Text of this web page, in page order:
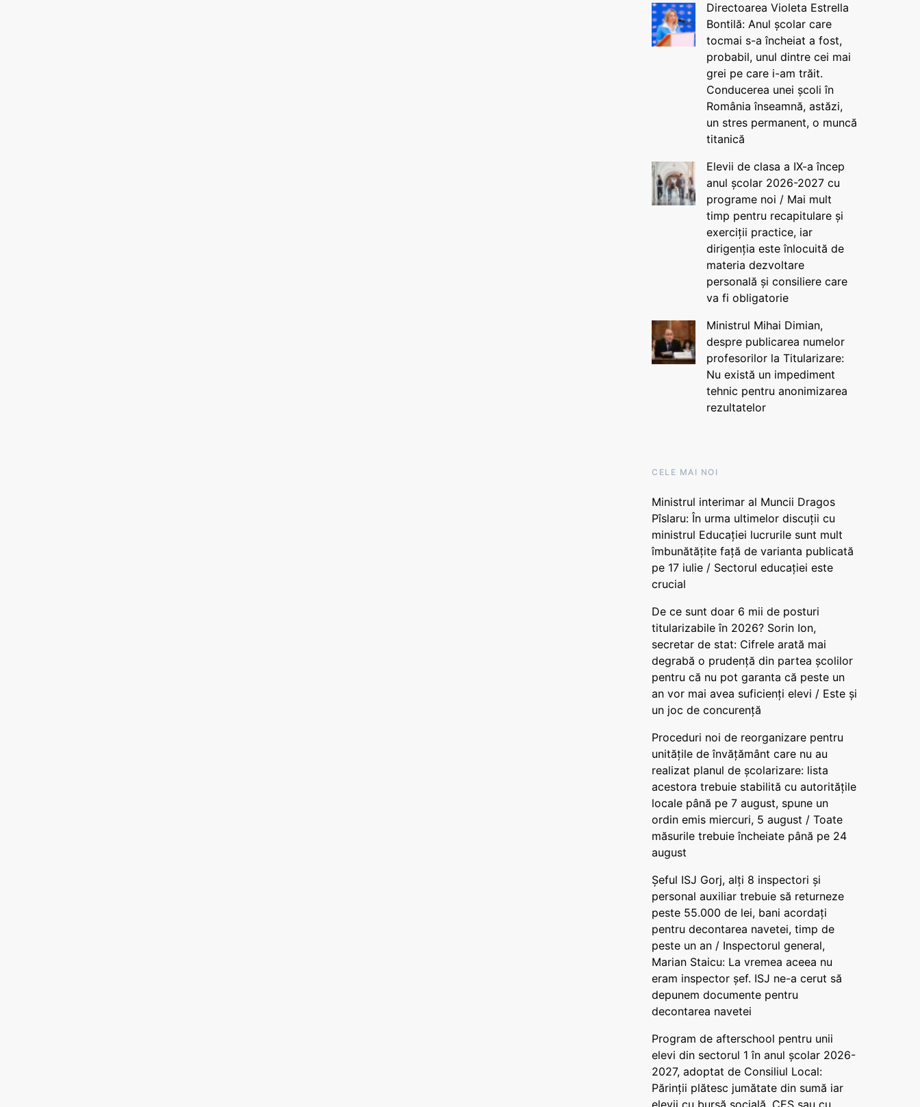
Directoarea Violeta Estrella
Bontilă: Anul școlar care
tocmai s-a încheiat a fost,
probabil, unul dintre cei mai
grei pe care i-am trăit.
Conducerea unei școli în
România înseamnă, astăzi,
un stres permanent, o muncă
titanică
Elevii de clasa a IX-a încep
anul școlar 2026-2027 cu
programe noi / Mai mult
timp pentru recapitulare și
exerciții practice, iar
dirigenția este înlocuită de
materia dezvoltare
personală și consiliere care
va fi obligatorie
Ministrul Mihai Dimian,
despre publicarea numelor
profesorilor la Titularizare:
Nu există un impediment
tehnic pentru anonimizarea
rezultatelor
CELE MAI NOI
Ministrul interimar al Muncii Dragos
Pîslaru: În urma ultimelor discuții cu
ministrul Educației lucrurile sunt mult
îmbunătățite față de varianta publicată
pe 17 iulie / Sectorul educației este
crucial
De ce sunt doar 6 mii de posturi
titularizabile în 2026? Sorin Ion,
secretar de stat: Cifrele arată mai
degrabă o prudență din partea școlilor
pentru că nu pot garanta că peste un
an vor mai avea suficienți elevi / Este și
un joc de concurență
Proceduri noi de reorganizare pentru
unitățile de învățământ care nu au
realizat planul de școlarizare: lista
acestora trebuie stabilită cu autoritățile
locale până pe 7 august, spune un
ordin emis miercuri, 5 august / Toate
măsurile trebuie încheiate până pe 24
august
Șeful ISJ Gorj, alți 8 inspectori și
personal auxiliar trebuie să returneze
peste 55.000 de lei, bani acordați
pentru decontarea navetei, timp de
peste un an / Inspectorul general,
Marian Staicu: La vremea aceea nu
eram inspector șef. ISJ ne-a cerut să
depunem documente pentru
decontarea navetei
Program de afterschool pentru unii
elevi din sectorul 1 în anul școlar 2026-
2027, adoptat de Consiliul Local:
Părinții plătesc jumătate din sumă iar
elevii cu bursă socială, CES sau cu